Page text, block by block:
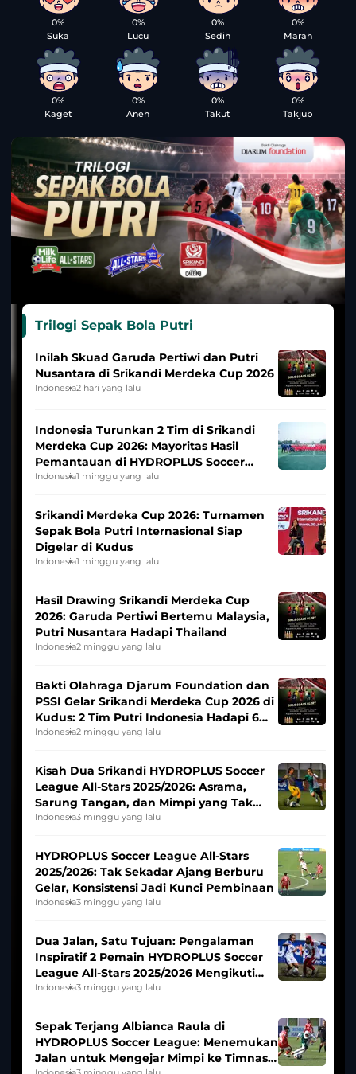
0%
Suka
0%
Lucu
0%
Sedih
0%
Marah
0%
Kaget
0%
Aneh
0%
Takut
0%
Takjub
Trilogi Sepak Bola Putri
Inilah Skuad Garuda Pertiwi dan Putri
Nusantara di Srikandi Merdeka Cup 2026
Indonesia2 hari yang lalu
Indonesia Turunkan 2 Tim di Srikandi
Merdeka Cup 2026: Mayoritas Hasil
Pemantauan di HYDROPLUS Soccer
League
Indonesia1 minggu yang lalu
Srikandi Merdeka Cup 2026: Turnamen
Sepak Bola Putri Internasional Siap
Digelar di Kudus
Indonesia1 minggu yang lalu
Hasil Drawing Srikandi Merdeka Cup
2026: Garuda Pertiwi Bertemu Malaysia,
Putri Nusantara Hadapi Thailand
Indonesia2 minggu yang lalu
Bakti Olahraga Djarum Foundation dan
PSSI Gelar Srikandi Merdeka Cup 2026 di
Kudus: 2 Tim Putri Indonesia Hadapi 6
Tim Asia
Indonesia2 minggu yang lalu
Kisah Dua Srikandi HYDROPLUS Soccer
League All-Stars 2025/2026: Asrama,
Sarung Tangan, dan Mimpi yang Tak
Pernah Padam
Indonesia3 minggu yang lalu
HYDROPLUS Soccer League All-Stars
2025/2026: Tak Sekadar Ajang Berburu
Gelar, Konsistensi Jadi Kunci Pembinaan
Indonesia3 minggu yang lalu
Dua Jalan, Satu Tujuan: Pengalaman
Inspiratif 2 Pemain HYDROPLUS Soccer
League All-Stars 2025/2026 Mengikuti
Seleksi Timnas Indonesia Putri
Indonesia3 minggu yang lalu
Sepak Terjang Albianca Raula di
HYDROPLUS Soccer League: Menemukan
Jalan untuk Mengejar Mimpi ke Timnas